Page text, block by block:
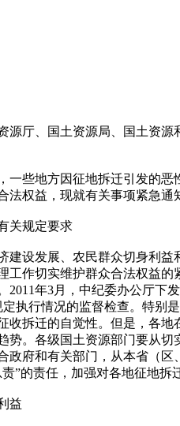
源厅、国土资源局、国土资
些地方因征地拆迁引发的恶
权益，现就有关事项紧急通
关规定要求
发展、农民群众切身利益
作切实维护群众合法权益
年3月，中纪委办公厅
执行情况的监督检查。特别
收拆迁的自觉性。但是，各
势。各级国土资源部门要从
政府和有关部门，从本省（
”的责任，加强对各地征地拆
益